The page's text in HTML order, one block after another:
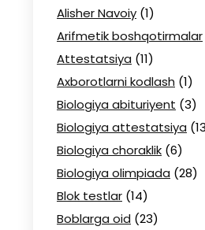
Alisher Navoiy (1)
Arifmetik boshqotirmalar
Attestatsiya (11)
Axborotlarni kodlash (1)
Biologiya abituriyent (3)
Biologiya attestatsiya
Biologiya choraklik (6)
Biologiya olimpiada (28)
Blok testlar (14)
Boblarga oid (23)